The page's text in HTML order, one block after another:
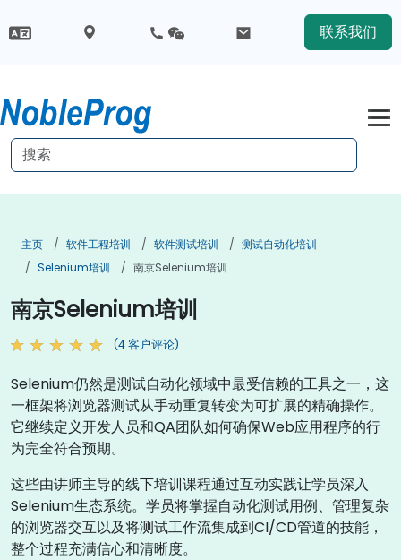
联系我们
主页 软件工程培训 软件测试培训
测试自动化培训
Selenium培训
南京Selenium培训
南京Selenium培训
(4 客户评论)
Selenium仍然是测试自动化领域中最受信赖的工具之一，这
一框架将浏览器测试从手动重复转变为可扩展的精确操作。
它继续定义开发人员和QA团队如何确保Web应用程序的行
为完全符合预期。
这些由讲师主导的线下培训课程通过互动实践让学员深入
Selenium生态系统。学员将掌握自动化测试用例、管理复杂
的浏览器交互以及将测试工作流集成到CI/CD管道的技能，
整个过程充满信心和清晰度。